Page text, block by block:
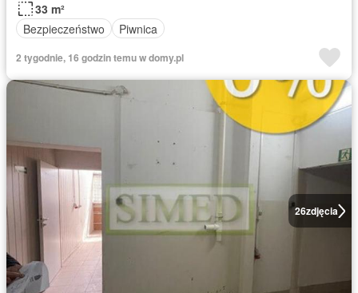
33 m²
Bezpieczeństwo
Piwnica
2 tygodnie, 16 godzin temu w domy.pl
26zdjęcia